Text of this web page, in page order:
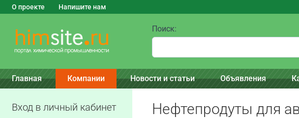
О проекте Напишите нам
Поиск:
Главная Компании Новости и статьи Объявления
Вход в личный кабинет Нефтепродуты для